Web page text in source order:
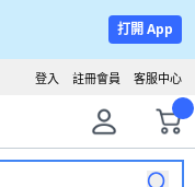
打開 App
客服中心
註冊會員
登入